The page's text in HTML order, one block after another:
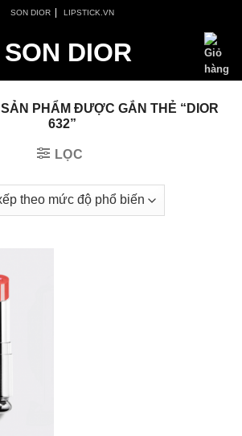
SON DIOR | LIPSTICK.VN
SẢN PHẨM ĐƯỢC GẮN THẺ “DIOR
632”
LỌC